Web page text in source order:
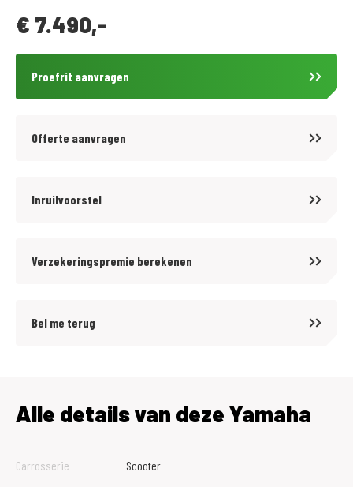
€ 7.490,-
Proefrit aanvragen
Offerte aanvragen
Inruilvoorstel
Verzekeringspremie berekenen
Bel me terug
Alle details van deze Yamaha
Carrosserie
Scooter